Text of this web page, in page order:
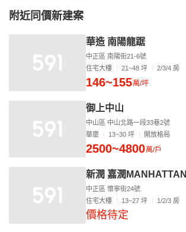
附近同價新建案
華造 南陽龍踞
中正區 南陽街21-6號
住宅大樓
21~48 坪 2/3/4 房
146~155萬/坪
御上中山
中山區 中山北路一段33巷2號
華廈
13~30 坪 開放格局
2500~4800萬/戶
新潤 嘉潤MANHATTAN
中正區 懷寧街24號
住宅大樓
13~27 坪 1/2/3 房
價格待定